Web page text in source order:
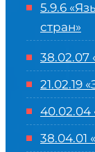
5.9.6
стран»
38.02.07
21.02.19
38.04.01